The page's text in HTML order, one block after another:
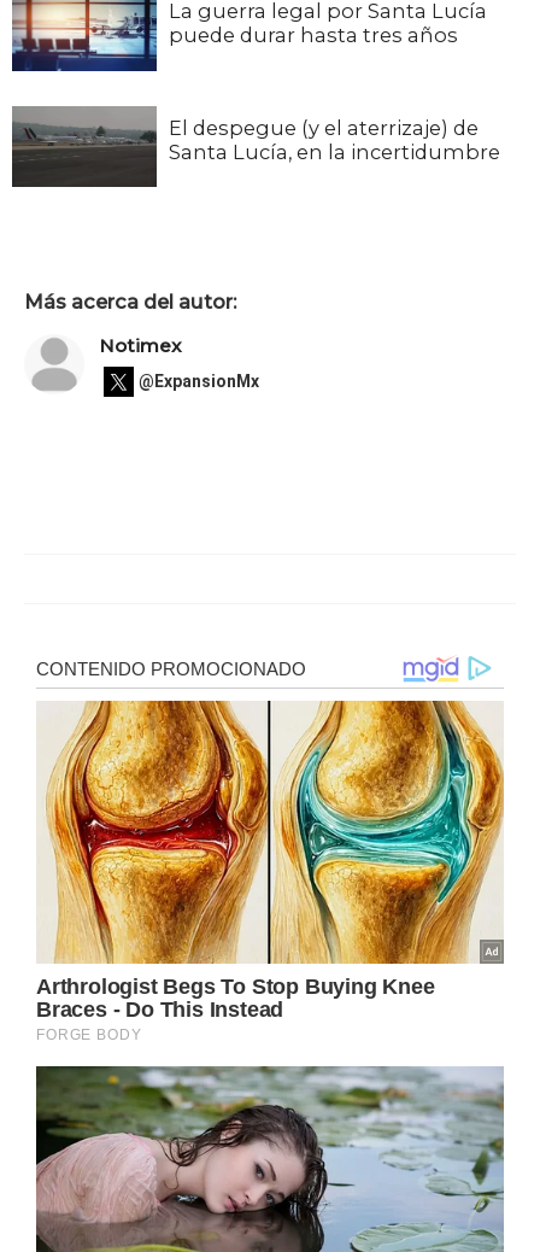
La guerra legal por Santa Lucía
puede durar hasta tres años
El despegue (y el aterrizaje) de
Santa Lucía, en la incertidumbre
Más acerca del autor:
Notimex
@ExpansionMx